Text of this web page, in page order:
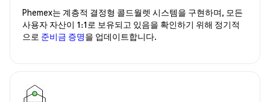
Phemex는 계층적 결정형 콜드월렛 시스템을 구현하며, 모든
사용자 자산이 1:1로 보유되고 있음을 확인하기 위해 정기적
으로 준비금 증명을 업데이트합니다.